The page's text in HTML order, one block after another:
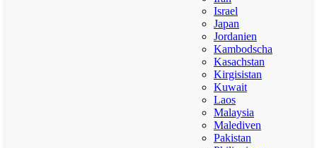
Israel
Japan
Jordanien
Kambodscha
Kasachstan
Kirgisistan
Kuwait
Laos
Malaysia
Malediven
Pakistan